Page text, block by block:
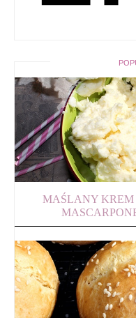
MAŚLANY